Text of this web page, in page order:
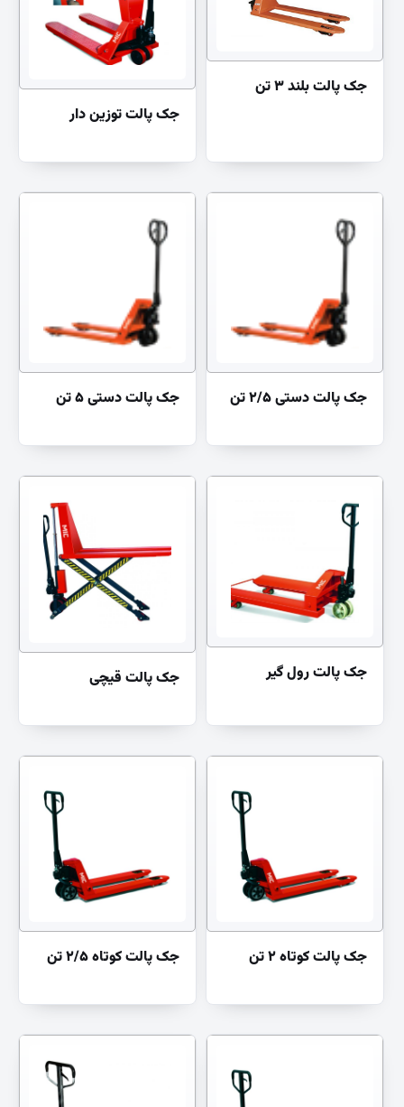
جک پالت بلند ۳ تن
جک پالت توزین دار
جک پالت دستی ۲/۵ تن جک پالت دستی ۵ تن
جک پالت رول گیر جک پالت قیچی
جک پالت کوتاه ۲ تن جک پالت کوتاه ۲/۵ تن